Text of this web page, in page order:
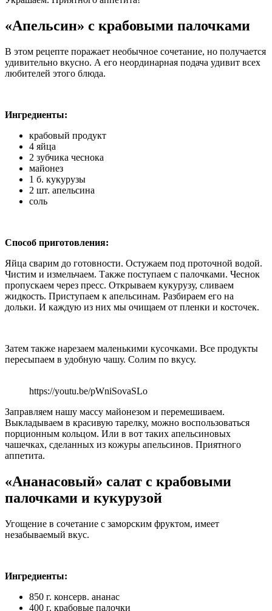
«Апельсин» с крабовыми палочками
В этом рецепте поражает необычное сочетание, но получается
удивительно вкусно. А его неординарная подача удивит всех
любителей этого блюда.
Ингредиенты:
крабовый продукт
4 яйца
2 зубчика чеснока
майонез
1 б. кукурузы
2 шт. апельсина
соль
Способ приготовления:
Яйца сварим до готовности. Остужаем под проточной водой.
Чистим и измельчаем. Также поступаем с палочками. Чеснок
пропускаем через пресс. Открываем кукурузу, сливаем
жидкость. Приступаем к апельсинам. Разбираем его на
дольки. И каждую из них мы очищаем от пленки и косточек.
Затем также нарезаем маленькими кусочками. Все продукты
пересыпаем в удобную чашу. Солим по вкусу.
https://youtu.be/pWniSovaSLo
Заправляем нашу массу майонезом и перемешиваем.
Выкладываем в красивую тарелку, можно воспользоваться
порционным кольцом. Или в вот таких апельсиновых
чашечках, сделанных из кожуры апельсинов. Приятного
аппетита.
«Ананасовый» салат с крабовыми
палочками и кукурузой
Угощение в сочетание с заморским фруктом, имеет
незабываемый вкус.
Ингредиенты:
850 г. консерв. ананас
400 г. крабовые палочки